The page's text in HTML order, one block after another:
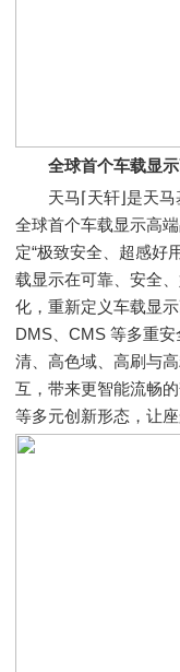
全球首个车载显
天马⌈天轩⌋是天马
全球首个车载显示高
定“极致安全、超感好
载显示在可靠、安全
化，重新定义车载显
DMS、CMS 等多重
清、高色域、高刷与
互，带来更智能流畅
等多元创新形态，让